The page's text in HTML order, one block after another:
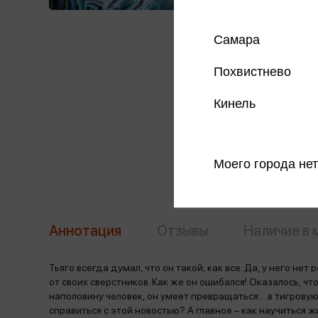
Аннотация
Тьяго всегда думал, что он такой, как все. Да, у него
от своих сверстников. Как же он ошибался! Оказалось,
наполовину человек, он умеет превращаться… в
справиться с этой новостью? А главное – как
Самара
Похвистнево
Кинель
Моего города